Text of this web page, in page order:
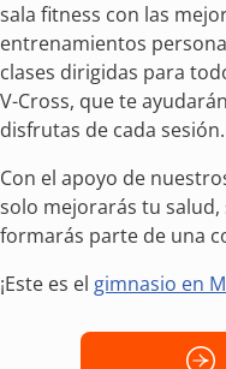
sala fitness con las
entrenamientos
clases dirigidas para
V-Cross, que te
disfrutas de cada sesión.
Con el apoyo de
solo mejorarás tu
formarás parte de una
¡Este es el gimnasio en